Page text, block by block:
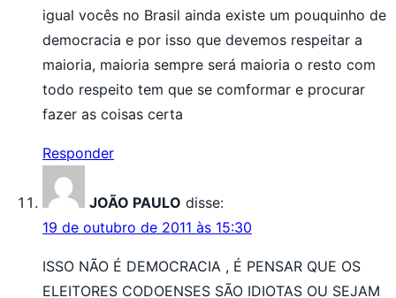
igual vocês no Brasil ainda existe um pouquinho de
democracia e por isso que devemos respeitar a
maioria, maioria sempre será maioria o resto com
todo respeito tem que se comformar e procurar
fazer as coisas certa
Responder
JOÃO PAULO disse:
19 de outubro de 2011 às 15:30
ISSO NÃO É DEMOCRACIA , É PENSAR QUE OS
ELEITORES CODOENSES SÃO IDIOTAS OU SEJAM